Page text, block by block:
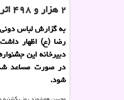
۲ هزار و ۴۹۸ اثر رسانه ای به جشنواره امام رضا(ع) ارسال شد
به گزارش لباس دونی
دبیرخانه این
در صورت مساعد
شود.